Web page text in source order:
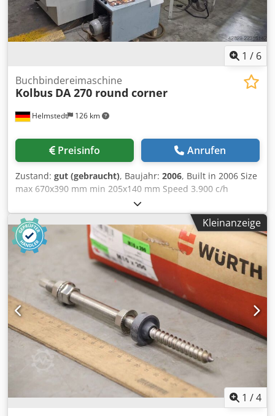
1 / 6
Helmstedt 126 km
Buchbindereimaschine
Kolbus DA 270 round corner
Preisinfo Anrufen
Zustand: gut (gebraucht), Baujahr: 2006, Built in 2006 Size
max 670x390 mm min 205x140 mm Speed 3.900 c/h
Description: - with round corner device - Automatic setting
- Motorised setting - Automatic case counter - Board pre
stacking conveyor - Board cutter: PS - Centre strip infeed
(flexible) - Waste chopper Dkjdpfx Agozlbdrstor - Cloth
feeder: Non-Stop - Glue unit - Preheated glue tube -
Viscosity control - Device for producing padded cases -
Pressing station - Stacking delivery
Kleinanzeige
1 /4